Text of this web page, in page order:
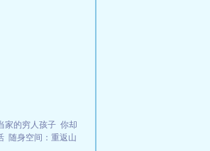
家的穷人孩子 你却
随身空间：重返山